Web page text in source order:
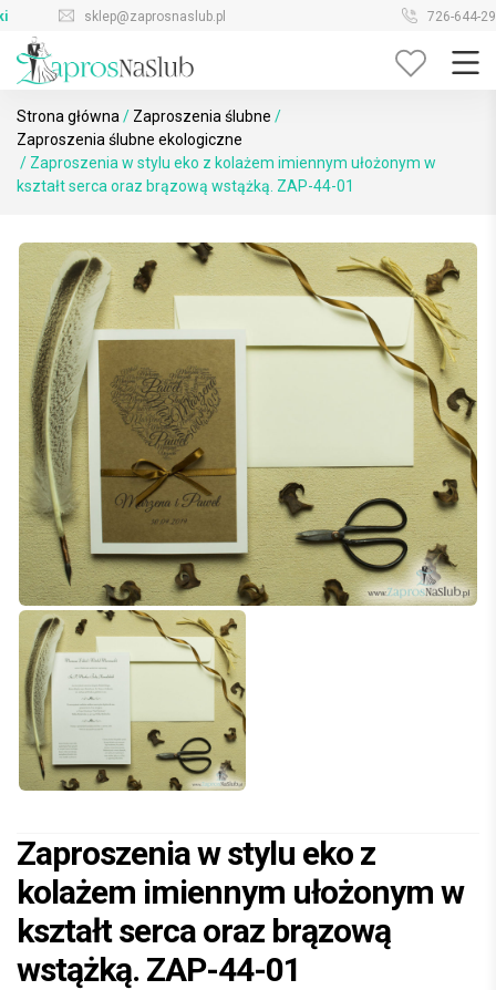
Skip
content
sklep@zaprosnaslub.pl 726-644-296
Strona główna / Zaproszenia ślubne /
Zaproszenia ślubne ekologiczne
/ Zaproszenia w stylu eko z kolażem imiennym ułożonym w
kształt serca oraz brązową wstążką. ZAP-44-01
Zaproszenia w stylu eko z
kolażem imiennym ułożonym w
kształt serca oraz brązową
wstążką. ZAP-44-01